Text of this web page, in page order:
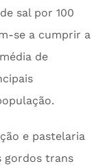
sal por 100
se a cumprir a
de
e pastelaria
gordos trans